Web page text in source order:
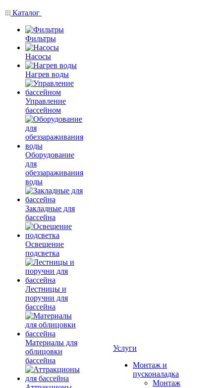
Каталог
Фильтры
Насосы
Нагрев воды
Управление
бассейном
Оборудование
для
обеззараживания
воды
Закладные для
бассейна
Освещение
подсветка
Лестницы и
поручни для
бассейна
Материалы для
облицовки
бассейна
Услуги
Монтаж и
пусконаладка
Монтаж